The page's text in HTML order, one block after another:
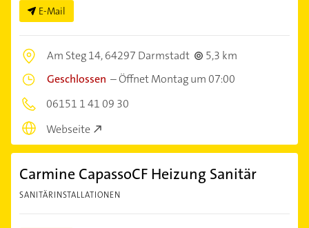
E-Mail
Am Steg 14,64297 Darmstadt
5,3 km
Geschlossen –Öffnet Montag um 07:00
06151 1 41 09 30
Webseite
Carmine CapassoCF Heizung Sanitär
SANITÄRINSTALLATIONEN